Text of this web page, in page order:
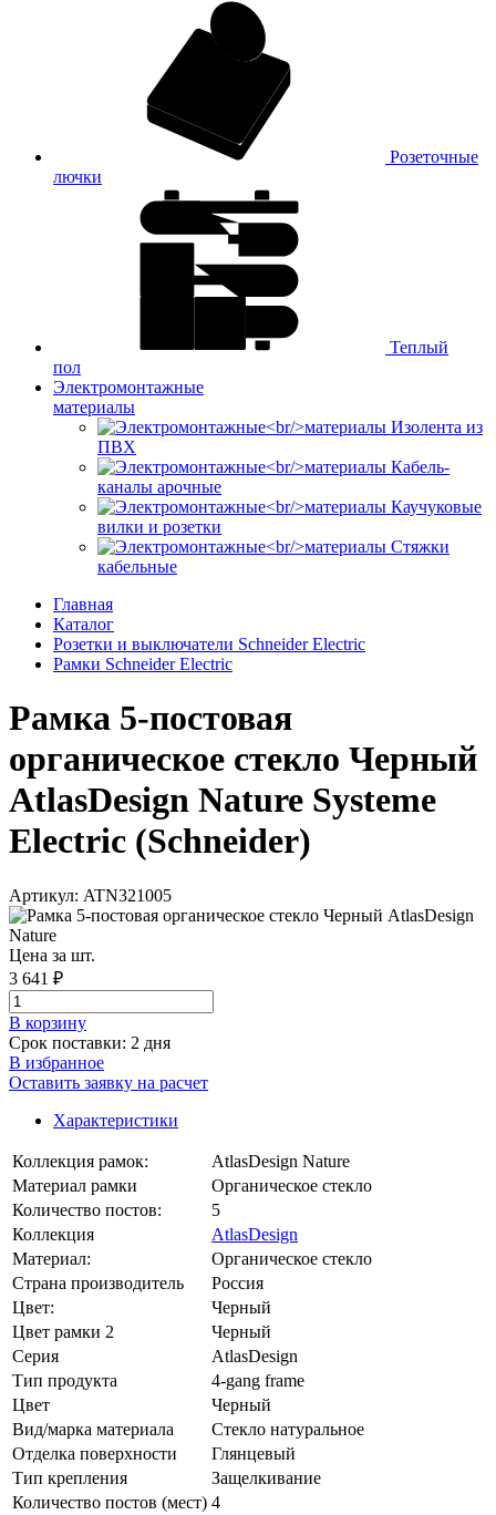
Розеточные
лючки
Теплый
пол
Электромонтажные
материалы
Изолента из
ПВХ
Кабель-
каналы арочные
Каучуковые
вилки и розетки
Стяжки
кабельные
Главная
Каталог
Розетки и выключатели Schneider Electric
Рамки Schneider Electric
Рамка 5-постовая
органическое стекло Черный
AtlasDesign Nature Systeme
Electric (Schneider)
Артикул: ATN321005
Цена за шт.
3 641 ₽
В корзинy
Срок поставки: 2 дня
В избранное
Оставить заявку на расчет
Характеристики
Коллекция рамок:
AtlasDesign Nature
Материал рамки
Органическое стекло
Количество постов:
5
Коллекция
AtlasDesign
Материал:
Органическое стекло
Страна производитель
Россия
Цвет:
Черный
Цвет рамки 2
Черный
Серия
AtlasDesign
Тип продукта
4-gang frame
Цвет
Черный
Вид/марка материала
Стекло натуральное
Отделка поверхности
Глянцевый
Тип крепления
Защелкивание
Количество постов (мест) 4